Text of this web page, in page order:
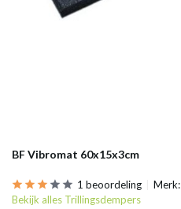
BF Vibromat 60x15x3cm
1 beoordeling Merk:
Bekijk alles Trillingsdempers